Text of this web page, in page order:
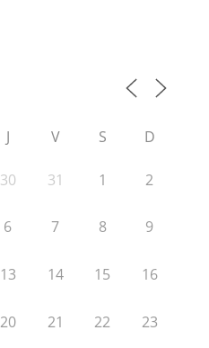
J V S D
30 31 1 2
6 7 8 9
13 14 15 16
20 21 22 23